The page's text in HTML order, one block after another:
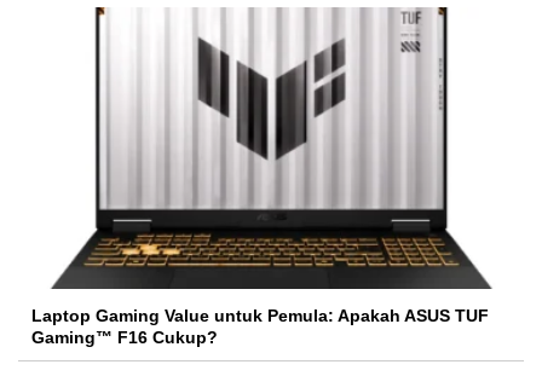
Laptop Gaming Value untuk Pemula: Apakah ASUS TUF
Gaming™ F16 Cukup?